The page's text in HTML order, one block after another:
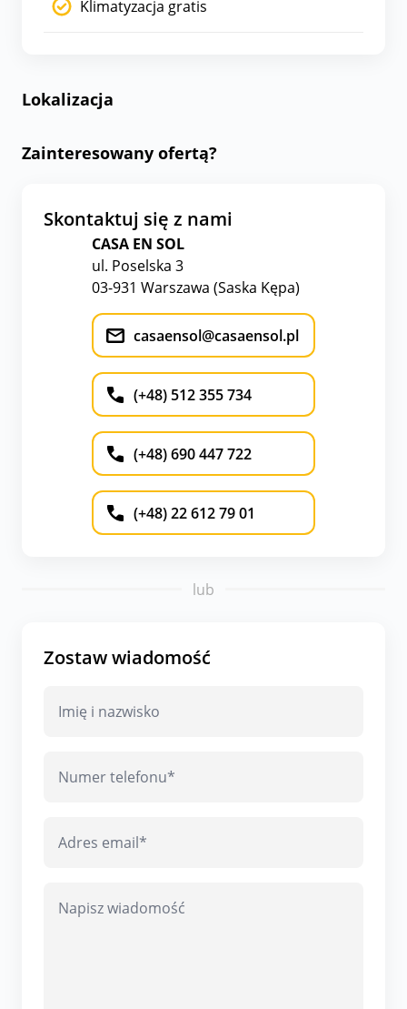
Klimatyzacja gratis
Lokalizacja
Zainteresowany ofertą?
Skontaktuj się z nami
CASA EN SOL
ul. Poselska 3
03-931 Warszawa (Saska Kępa)
casaensol@casaensol.pl
(+48) 512 355 734
(+48) 690 447 722
(+48) 22 612 79 01
lub
Zostaw wiadomość